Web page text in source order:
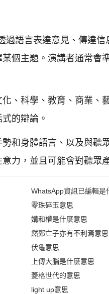
語言表達意見、傳達
個主題。演講者通常會
、科學、教育、商業、
的辯論。
和身體語言、以及與聽
力，並且可能會對聽眾
WhatsApp資訊已編輯是
零珠碎玉意思
媾和權是什麼意思
然鄭亡子亦有不利焉意思
伏龜意思
上傳大腦是什麼意思
菱格世代的意思
light up意思